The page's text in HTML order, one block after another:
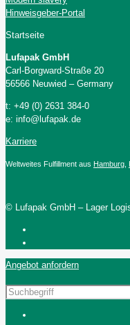
Hinweisgeber-Portal
Startseite
Lufapak GmbH
Carl-Borgward-Straße 20
56566 Neuwied – Germany
t: +49 (0) 2631 384-0
e: info@lufapak.de
Karriere
Weltweites Fulfillment aus Hamburg
© Lufapak GmbH – Lager
Angebot anfordern